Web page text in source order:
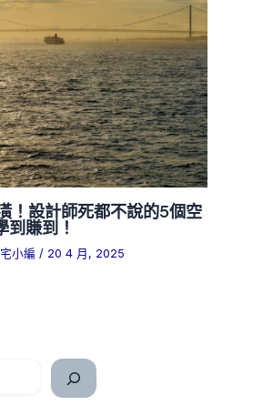
！設計師死都不說的5個空
到賺到！
宅小編 / 20 4 月, 2025